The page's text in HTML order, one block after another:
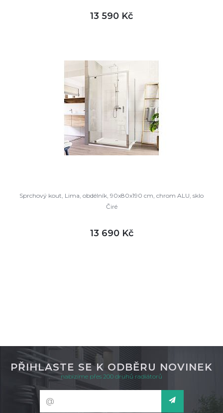
13 590 Kč
Sprchový kout, Lima, obdélník, 90x80x190 cm, chrom ALU, sklo
Čiré
13 690 Kč
PŘIHLASTE SE K ODBĚRU NOVINEK
nabízíme přes 200 druhů radiátorů